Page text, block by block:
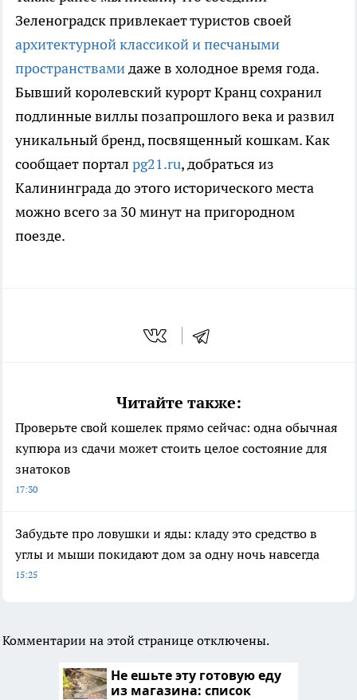
Зеленоградск привлекает туристов своей
архитектурной классикой и песчаными
пространствамидаже в холодное время года.
Бывший королевский курорт Кранц сохранил
подлинные виллы позапрошлого века и развил
уникальный бренд, посвященный кошкам. Как
сообщает портал pg21.ru, добраться из
Калининграда до этого исторического места
можно всего за 30 минут на пригородном
поезде.
Читайте также:
Проверьте свой кошелек прямо сейчас: одна обычная
купюра из сдачи может стоить целое состояние для
знатоков
17:30
Забудьте про ловушки и яды: кладу это средство в
углы и мыши покидают дом за одну ночь навсегда
15:25
Комментарии на этой странице отключены.
Не ешьте эту готовую еду
из магазина: список